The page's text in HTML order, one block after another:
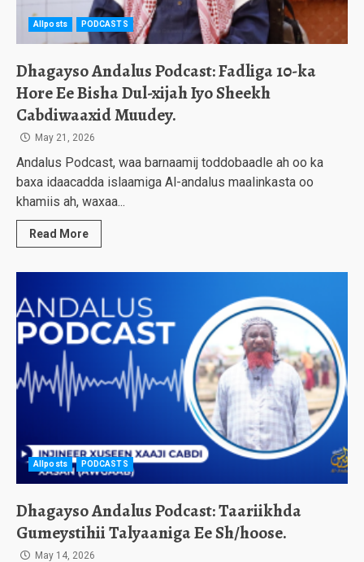
Allposts PODCASTS
Dhagayso Andalus Podcast: Fadliga 10-ka
Hore Ee Bisha Dul-xijah Iyo Sheekh
Cabdiwaaxid Muudey.
May 21, 2026
Andalus Podcast, waa barnaamij toddobaadle ah oo ka
baxa idaacadda islaamiga Al-andalus maalinkasta oo
khamiis ah, waxaa...
Read More
Allposts PODCASTS
Dhagayso Andalus Podcast: Taariikhda
Gumeystihii Talyaaniga Ee Sh/hoose.
May 14, 2026